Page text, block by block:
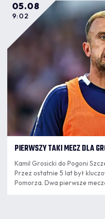
05.08
9:02
PIERWSZY TAKI MECZ DLA
Kamil Grosicki do Pogoni
Przez ostatnie 5 lat był
Pomorza. Dwa pierwsze